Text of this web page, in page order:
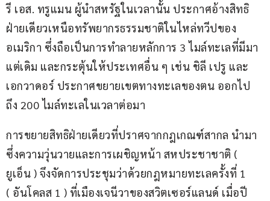
รี เอส. ทรูแมน ผู้นำสหรัฐในเวลานั้น ประกาศอ้างสิทธิ
ฝ่ายเดียวเหนือทรัพยากรธรรมชาติในไหล่ทวีปของ
อเมริกา ซึ่งถือเป็นการทำลายหลักการ 3 ไมล์ทะเลที่มีมา
แต่เดิม และกระตุ้นให้ประเทศอื่น ๆ เช่น ชิลี เปรู และ
เอกวาดอร์ ประกาศขยายเขตทางทะเลของตน ออกไป
ถึง 200 ไมล์ทะเลในเวลาต่อมา
การขยายสิทธิฝ่ายเดียวที่ปราศจากกฎเกณฑ์สากล นำมา
ซึ่งความวุ่นวายและการเผชิญหน้า สหประชาชาติ (
ยูเอ็น ) จึงจัดการประชุมว่าด้วยกฎหมายทะเลครั้งที่ 1
( อันโคลส 1 ) ที่เมืองเจนีวาของสวิตเซอร์แลนด์ เมื่อปี